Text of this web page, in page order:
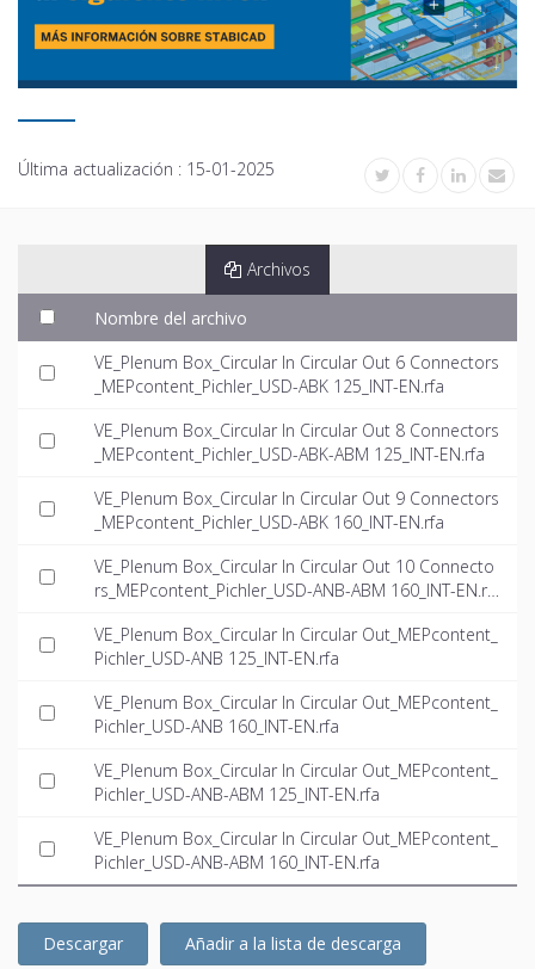
Última actualización : 15-01-2025
Archivos
Nombre del archivo
VE_Plenum Box_Circular In Circular Out 6 Connectors
_MEPcontent_Pichler_USD-ABK 125_INT-EN.rfa
VE_Plenum Box_Circular In Circular Out 8 Connectors
_MEPcontent_Pichler_USD-ABK-ABM 125_INT-EN.rfa
VE_Plenum Box_Circular In Circular Out 9 Connectors
_MEPcontent_Pichler_USD-ABK 160_INT-EN.rfa
VE_Plenum Box_Circular In Circular Out 10 Connecto
rs_MEPcontent_Pichler_USD-ANB-ABM 160_INT-EN.rf
VE_Plenum Box_Circular In Circular Out_MEPcontent_
Pichler_USD-ANB 125_INT-EN.rfa
VE_Plenum Box_Circular In Circular Out_MEPcontent_
Pichler_USD-ANB 160_INT-EN.rfa
VE_Plenum Box_Circular In Circular Out_MEPcontent_
Pichler_USD-ANB-ABM 125_INT-EN.rfa
VE_Plenum Box_Circular In Circular Out_MEPcontent_
Pichler_USD-ANB-ABM 160_INT-EN.rfa
Descargar Añadir a la lista de descarga